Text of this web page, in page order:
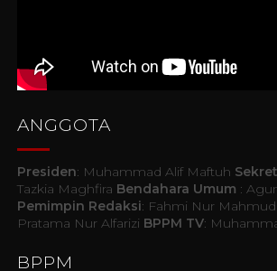
ANGGOTA
Presiden: Muhammad Alif Maftuh
Tazkia Maghfira Bendahara Umum :
Pemimpin Redaksi: Fahmi Nur Mahmud
Pratama Nur Alfarizi BPPM TV:
BPPM